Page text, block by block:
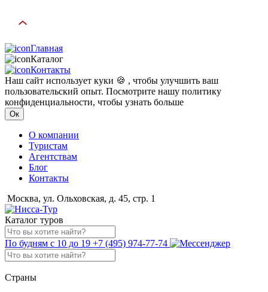
Главная
Каталог
Контакты
Наш сайт использует куки 🍪 , чтобы улучшить ваш
пользовательский опыт. Посмотрите нашу политику
конфиденциальности, чтобы узнать больше
Ок
О компании
Туристам
Агентствам
Блог
Контакты
Москва, ул. Ольховская, д. 45, стр. 1
Каталог туров
По будням с 10 до 19 +7 (495) 974-77-74
Страны